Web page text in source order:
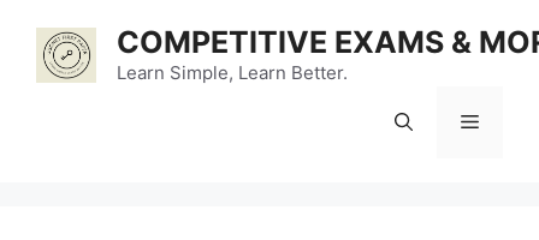
content
COMPETITIVE EXAMS &
Learn Simple, Learn Better.
Menu